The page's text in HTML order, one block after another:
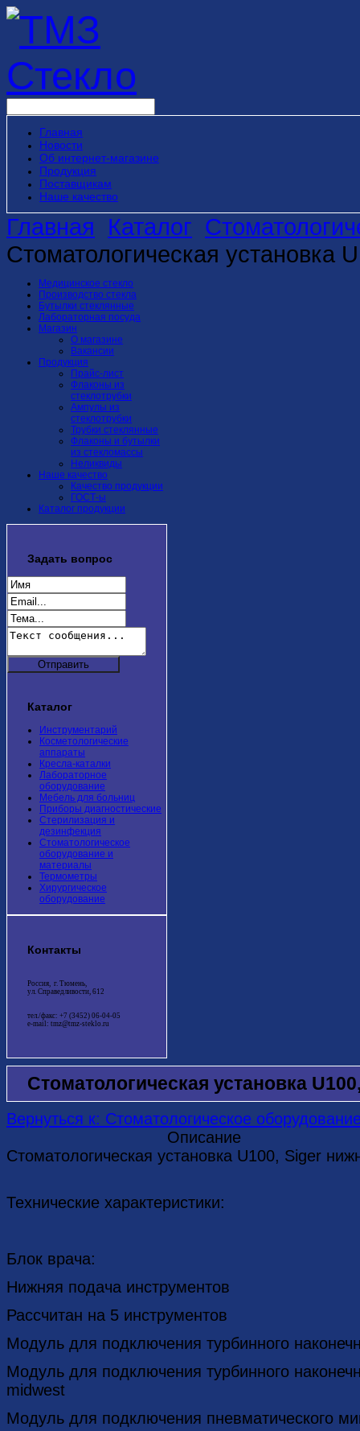
Главная
Новости
Об интернет-магазине
Продукция
Поставщикам
Наше качество
Главная Каталог
Стоматологическая установка
Медицинское стекло
Производство стекла
Бутылки стеклянные
Лабораторная посуда
Магазин
О магазине
Вакансии
Продукция
Прайс-лист
Флаконы из
стеклотрубки
Ампулы из
стеклотрубки
Трубки стеклянные
Флаконы и бутылки
из стекломассы
Неликвиды
Наше качество
Качество продукции
ГОСТ-ы
Каталог продукции
Задать вопрос
Каталог
Инструментарий
Косметологические
аппараты
Кресла-каталки
Лабораторное
оборудование
Мебель для больниц
Приборы диагностические
Стерилизация и
дезинфекция
Стоматологическое
оборудование и
материалы
Термометры
Хирургическое
оборудование
Контакты
Россия, г. Тюмень,
ул. Справедливости, 612
тел./факс: +7 (3452) 06-04-05
e-mail: tmz@tmz-steklo.ru
Стоматологическая установка
Вернуться к: Стоматологическое
Описание
Стоматологическая установка U100, Siger
Технические характеристики:
Блок врача:
Нижняя подача инструментов
Рассчитан на 5 инструментов
Модуль для подключения турбинного
Модуль для подключения турбинного
midwest
Модуль для подключения пневматического